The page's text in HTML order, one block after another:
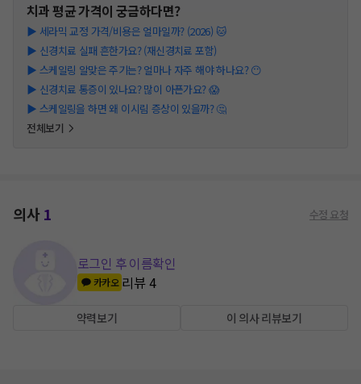
치과평균 가격이 궁금하다면?
▶ 세라믹 교정 가격/비용은 얼마일까? (2026) 🐱
▶ 신경치료 실패 흔한가요? (재신경치료 포함)
▶ 스케일링 알맞은 주기는? 얼마나 자주 해야 하나요? 😶
▶ 신경치료 통증이 있나요? 많이 아픈가요? 😱
▶ 스케일링을 하면 왜 이시림 증상이 있을까? 🤔
전체보기
의사1 수정 요청
로그인 후 이름확인
카카오 리뷰4
약력보기 이 의사 리뷰보기